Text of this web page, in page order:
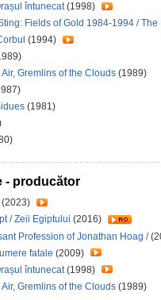
întunecat(1998)
Fields of Gold 1984-1994 /
(1994)
Gremlins of the Clouds (1989)
(1981)
- producător
(2023)
/ Zeii Egiptului (2016)
Profession of Jonathan Hoag /
fatale (2009)
întunecat (1998)
Gremlins of the Clouds (1989)